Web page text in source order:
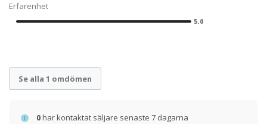
Erfarenhet
5.0
Se alla 1 omdömen
0har kontaktat säljare senaste 7 dagarna